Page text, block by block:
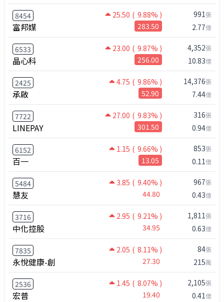
8454 25.50 ( 9.88% )
富邦媒 283.50
991張
2.77億
6533 23.00 ( 9.87% )
晶心科 256.00
4,352張
10.83億
2425 4.75 ( 9.86% )
承啟 52.90
14,376張
7.44億
7722 27.00 ( 9.83% )
LINEPAY 301.50
316張
0.94億
6152 1.15 ( 9.66% )
百一 13.05
853張
0.11億
5484 3.85 ( 9.40% )
慧友 44.80
967張
0.43億
3716 2.95 ( 9.21% )
中化控股 34.95
1,811張
0.63億
7835 2.05 ( 8.11% )
永悅健康-創 27.30
84張
215萬
2536 1.45 ( 8.07% )
宏普 19.40
2,105張
0.41億